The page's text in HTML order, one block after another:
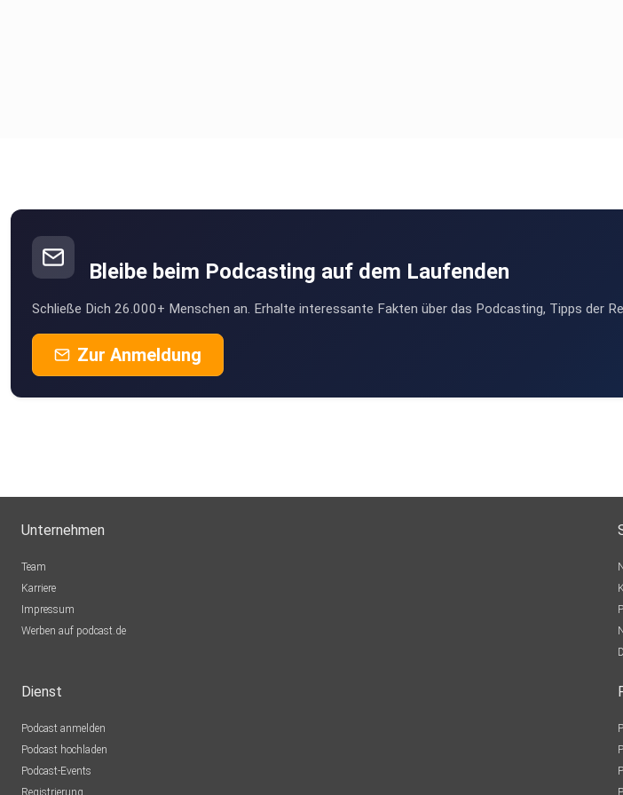
Bleibe beim Podcasting auf dem Laufenden
Schließe Dich 26.000+ Menschen an. Erhalte interessante Fakten über das Podcasting, Tipps der
Zur Anmeldung
Unternehmen
Team
Karriere
Impressum
Werben auf podcast.de
Dienst
Podcast anmelden
Podcast hochladen
Podcast-Events
Registrierung